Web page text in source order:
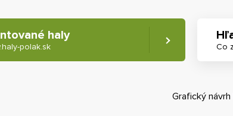
haly
polak.sk Co
Grafický návrh